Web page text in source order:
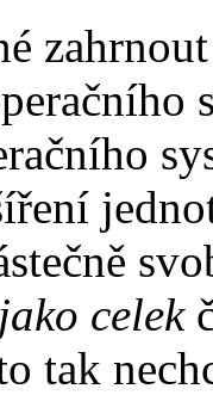
jako celek
tak